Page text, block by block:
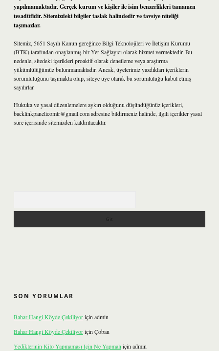
yapılmamaktadır. Gerçek kurum ve kişiler ile isim benzerlikleri tamamen
tesadüfidir. Sitemizdeki bilgiler taslak halindedir ve tavsiye niteliği
taşımazlar.
Sitemiz, 5651 Sayılı Kanun gereğince Bilgi Teknolojileri ve İletişim Kurumu
(BTK) tarafından onaylanmış bir Yer Sağlayıcı olarak hizmet vermektedir. Bu
nedenle, sitedeki içerikleri proaktif olarak denetleme veya araştırma
yükümlülüğümüz bulunmamaktadır. Ancak, üyelerimiz yazdıkları içeriklerin
sorumluluğunu taşımakta olup, siteye üye olarak bu sorumluluğu kabul etmiş
sayılırlar.
Hukuka ve yasal düzenlemelere aykırı olduğunu düşündüğünüz içerikleri,
backlinkpanelicomtr@gmail.comadresine bildirmeniz halinde, ilgili içerikler yasal
süre içerisinde sitemizden kaldırılacaktır.
SON YORUMLAR
Bahar Hangi Köyde Çekiliyoriçin admin
Bahar Hangi Köyde Çekiliyoriçin Çoban
Yediklerinin Kilo Yapmaması Için Ne Yapmalıiçin admin